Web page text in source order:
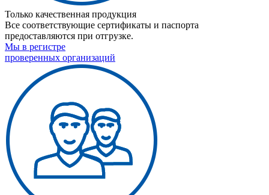
Только качественная продукция
Все соответствующие сертификаты и паспорта
предоставляются при отгрузке.
Мы в регистре
проверенных организаций